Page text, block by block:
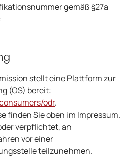
gemäß §27a
stellt eine Plattform zur
(OS) bereit:
odr.
finden Sie oben im Impressum.
verpflichtet, an
vor einer
teilzunehmen.